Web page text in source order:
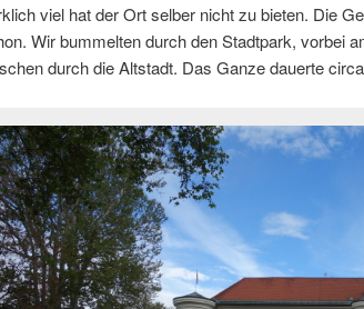
viel hat der Ort selber nicht zu bieten. Die
Wir bummelten durch den Stadtpark, vorbei
durch die Altstadt. Das Ganze dauerte